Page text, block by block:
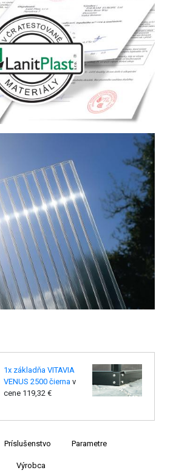
1x základňa VITAVIA
VENUS 2500 čiernav
cene 119,32 €
Príslušenstvo Parametre
Výrobca